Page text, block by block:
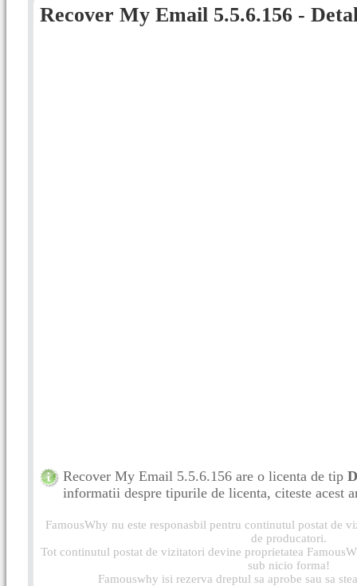
Recover My Email 5.5.6.156 -
Recover My Email 5.5.6.156 are o licenta de tip
informatii despre tipurile de licenta, citeste acest
FamousWhy nu este responasbil pentru continutul postat de
de producatori.
Tot continutul postat de vizitatori devine proprietatea
sub nicio forma!
Famouswhy isi rezerva dreptul sa aprobe sau sa